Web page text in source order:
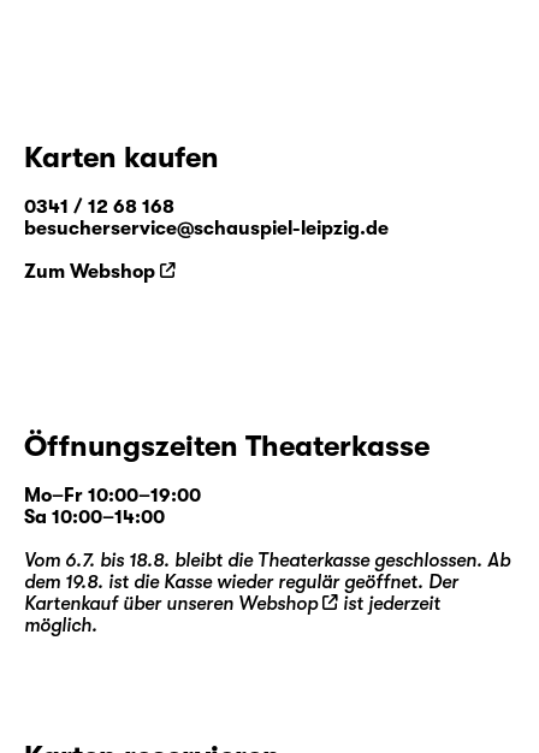
Karten kaufen
0341 / 12 68 168
besucherservice@schauspiel-leipzig.de
Zum Webshop
Öffnungszeiten Theaterkasse
Mo–Fr 10:00–19:00
Sa 10:00–14:00
Vom 6.7. bis 18.8. bleibt die Theaterkasse geschlossen. Ab
dem 19.8. ist die Kasse wieder regulär geöffnet. Der
Kartenkauf über unseren Webshop
ist jederzeit
möglich.